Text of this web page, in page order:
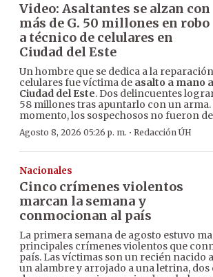
Video: Asaltantes se alzan con
más de G. 50 millones en robo
a técnico de celulares en
Ciudad del Este
Un hombre que se dedica a la
celulares fue víctima de asalto a mano
Ciudad del Este. Dos delincuentes
58 millones tras apuntarlo con un arma.
momento, los sospechosos no fueron
Agosto 8, 2026 05:26 p. m. · Redacción ÚH
Nacionales
Cinco crímenes violentos
marcan la semana y
conmocionan al país
La primera semana de agosto estuvo
principales crímenes violentos que
país. Las víctimas son un recién nacido
un alambre y arrojado a una letrina,